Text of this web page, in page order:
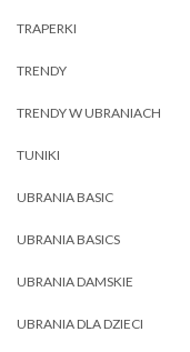
TRAPERKI
TRENDY
TRENDY W UBRANIACH
TUNIKI
UBRANIA BASIC
UBRANIA BASICS
UBRANIA DAMSKIE
UBRANIA DLA DZIECI